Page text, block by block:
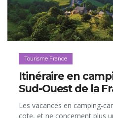
Tourisme France
Itinéraire en
Sud-Ouest de la
Les vacances en camping-
cote, et ne concernent plus